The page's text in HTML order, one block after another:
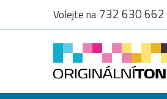
Volejte na732 630 662